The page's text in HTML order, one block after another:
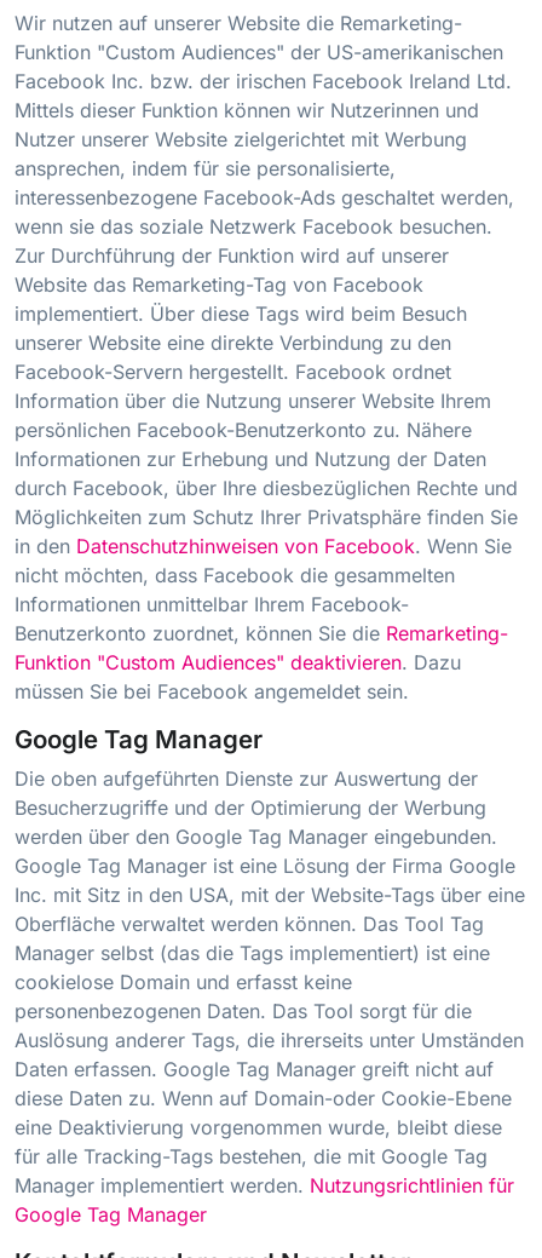
Wir nutzen auf unserer Website die Remarketing-
Funktion "Custom Audiences" der US-amerikanischen
Facebook Inc. bzw. der irischen Facebook Ireland Ltd.
Mittels dieser Funktion können wir Nutzerinnen und
Nutzer unserer Website zielgerichtet mit Werbung
ansprechen, indem für sie personalisierte,
interessenbezogene Facebook-Ads geschaltet werden,
wenn sie das soziale Netzwerk Facebook besuchen.
Zur Durchführung der Funktion wird auf unserer
Website das Remarketing-Tag von Facebook
implementiert. Über diese Tags wird beim Besuch
unserer Website eine direkte Verbindung zu den
Facebook-Servern hergestellt. Facebook ordnet
Information über die Nutzung unserer Website Ihrem
persönlichen Facebook-Benutzerkonto zu. Nähere
Informationen zur Erhebung und Nutzung der Daten
durch Facebook, über Ihre diesbezüglichen Rechte und
Möglichkeiten zum Schutz Ihrer Privatsphäre finden Sie
in den Datenschutzhinweisen von Facebook. Wenn Sie
nicht möchten, dass Facebook die gesammelten
Informationen unmittelbar Ihrem Facebook-
Benutzerkonto zuordnet, können Sie die Remarketing-
Funktion "Custom Audiences" deaktivieren. Dazu
müssen Sie bei Facebook angemeldet sein.
Google Tag Manager
Die oben aufgeführten Dienste zur Auswertung der
Besucherzugriffe und der Optimierung der Werbung
werden über den Google Tag Manager eingebunden.
Google Tag Manager ist eine Lösung der Firma Google
Inc. mit Sitz in den USA, mit der Website-Tags über eine
Oberfläche verwaltet werden können. Das Tool Tag
Manager selbst (das die Tags implementiert) ist eine
cookielose Domain und erfasst keine
personenbezogenen Daten. Das Tool sorgt für die
Auslösung anderer Tags, die ihrerseits unter Umständen
Daten erfassen. Google Tag Manager greift nicht auf
diese Daten zu. Wenn auf Domain-oder Cookie-Ebene
eine Deaktivierung vorgenommen wurde, bleibt diese
für alle Tracking-Tags bestehen, die mit Google Tag
Manager implementiert werden. Nutzungsrichtlinien für
Google Tag Manager